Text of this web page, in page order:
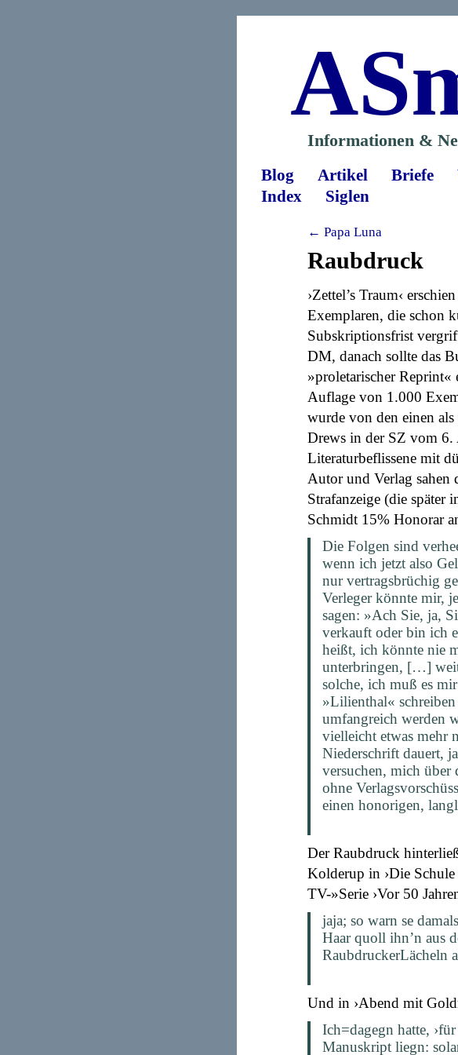
Informationen &
Blog Artikel Briefe
Index Siglen
← Papa Luna
Raubdruck
›Zettel’s Traum‹
Exemplaren, die schon
Subskriptionsfrist
DM, danach sollte das
»proletarischer
Auflage von 1.000
wurde von den einen
Drews in der SZ vom 6.
Literaturbeflissene mit
Autor und Verlag sahen
Strafanzeige (die später
Schmidt 15% Honorar
Die Folgen sind
wenn ich jetzt also
nur vertragsbrüchig
Verleger könnte mir,
sagen: »Ach Sie, ja,
verkauft oder bin ich
heißt, ich könnte nie
unterbringen, […]
solche, ich muß es
»Lilienthal«
umfangreich werden
vielleicht etwas mehr
Niederschrift dauert,
versuchen, mich über
ohne
einen honorigen,
Der Raubdruck
Kolderup in ›Die
TV-»Serie ›Vor 50
jaja; so warn se
Haar quoll ihn’n aus
RaubdruckerLächeln
Und in ›Abend mit
Ich=dagegn hatte,
Manuskript liegn: